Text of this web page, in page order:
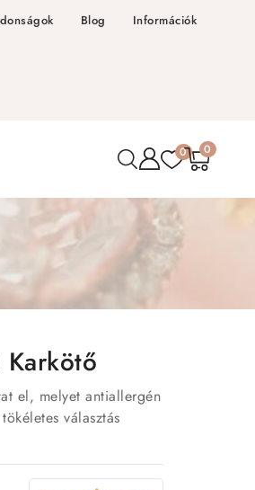
Blog Információk
0 0
el, melyet antiallergén
választás